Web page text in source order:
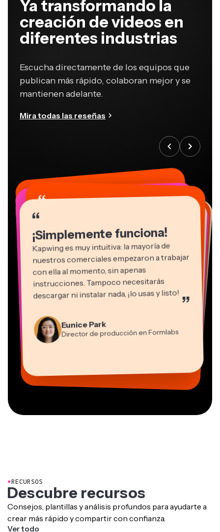
diferentes industrias
publican más rápido, colaboran mejor y se
mantienen adelante.
Mira todas las reseñas
“
¡Simplemente funciona!
Kapwing es muy intuitiva: la mayoría de
nuestros comerciales empezaron a trabajar
con ella al momento, sin apenas
instrucciones. Tampoco necesitarás
descargar ni instalar nada, ¡lo usas y listo!
“
Vannesia Darby
“
Grant Taleck
Cofundador de
“
Panos Papagapiou
Socio directivo de EPATHLON
“
Kerry-lee Farla
Youtuber
“
Directora de contenido
“
Heidi Rae
Educación
“
Mitch Rawlings
Freelance de servicios de información
“
Dina Segovia
Trabajador freelance virtual
Consejos, plantillas y análisis profundos para ayudarte a
crear más rápido y compartir con confianza.
Ver todo